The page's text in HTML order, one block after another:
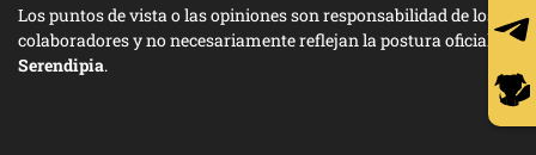
Los puntos de vista o las opiniones son responsabilidad de los
colaboradores y no necesariamente reflejan la postura oficial de
Serendipia.